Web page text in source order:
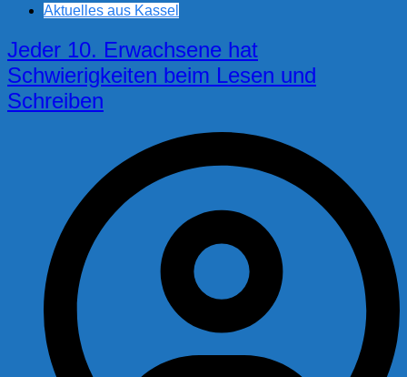
Aktuelles aus Kassel
Jeder 10. Erwachsene hat
Schwierigkeiten beim Lesen und
Schreiben